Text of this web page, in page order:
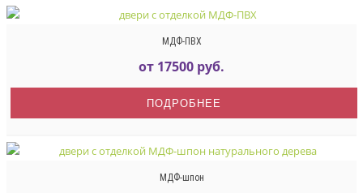
МДФ-ПВХ
от 17500 руб.
ПОДРОБНЕЕ
МДФ-шпон